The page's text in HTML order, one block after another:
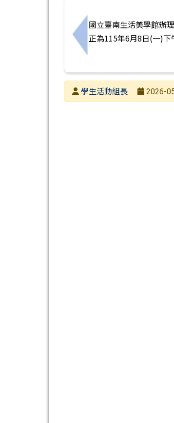
上一筆：國家表演藝術中
國立臺南生活美學館辦
正為115年6月8日(一)下
發布者學生活動組長
2026-